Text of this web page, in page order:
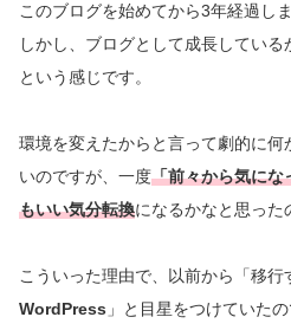
このブログを始めてから3年経過しま
しかし、ブログとして成長してい
という感じです。
環境を変えたからと言って劇的に
いのですが、一度「前々から気にな
もいい気分転換になるかなと思った
こういった理由で、以前から「移行
WordPress 」と目星をつけていた